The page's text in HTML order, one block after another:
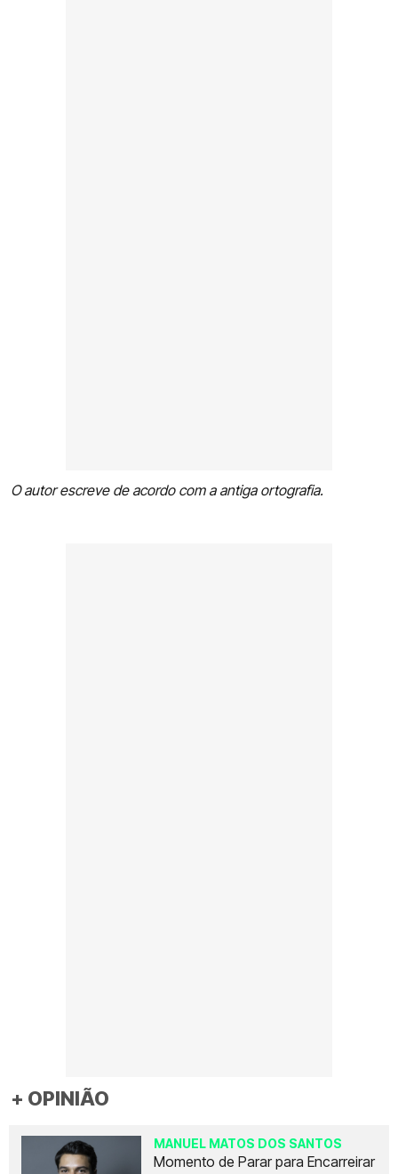
O autor escreve de acordo com a antiga ortografia.
+ OPINIÃO
MANUEL MATOS DOS SANTOS
Momento de Parar para Encarreirar